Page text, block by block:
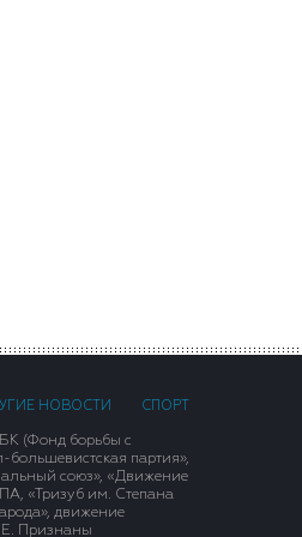
НОВОСТИ СПОРТ
(Фонд борьбы с
партия»,
союз», «Движение
«Тризуб им. Степана
движение
Признаны